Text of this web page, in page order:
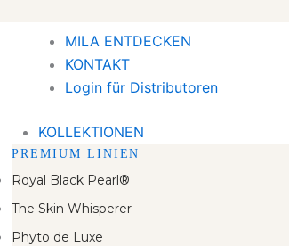
MILA ENTDECKEN
KONTAKT
Login für Distributoren
KOLLEKTIONEN
PREMIUM LINIEN
Royal Black Pearl®
The Skin Whisperer
Phyto de Luxe